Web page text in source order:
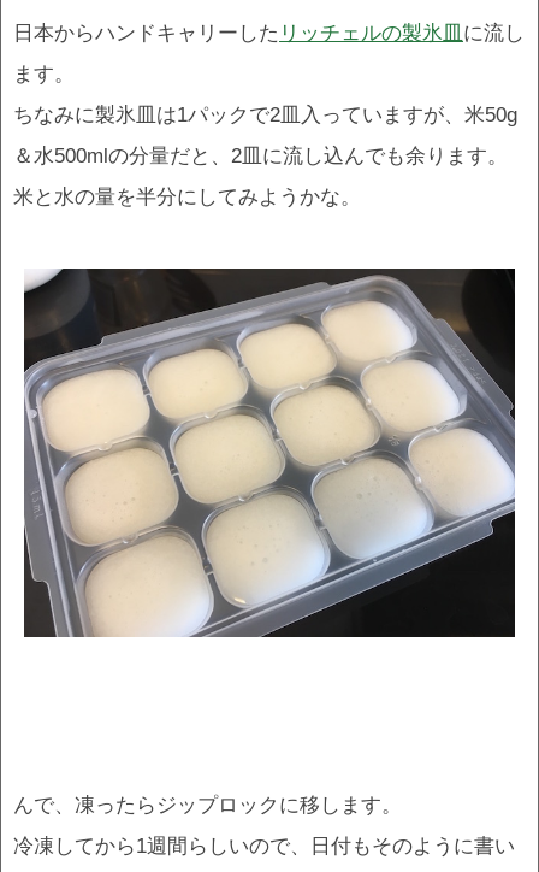
日本からハンドキャリーした リッチェルの製氷皿 に流し
ます。
ちなみに製氷皿は1パックで2皿入っていますが、米50g
＆水500mlの分量だと、2皿に流し込んでも余ります。
米と水の量を半分にしてみようかな。
んで、凍ったらジップロックに移します。
冷凍してから1週間らしいので、日付もそのように書い